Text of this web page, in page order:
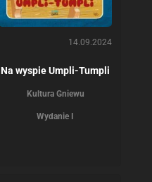
14.09.2024
Na wyspie Umpli-Tumpli
Kultura Gniewu
Wydanie I